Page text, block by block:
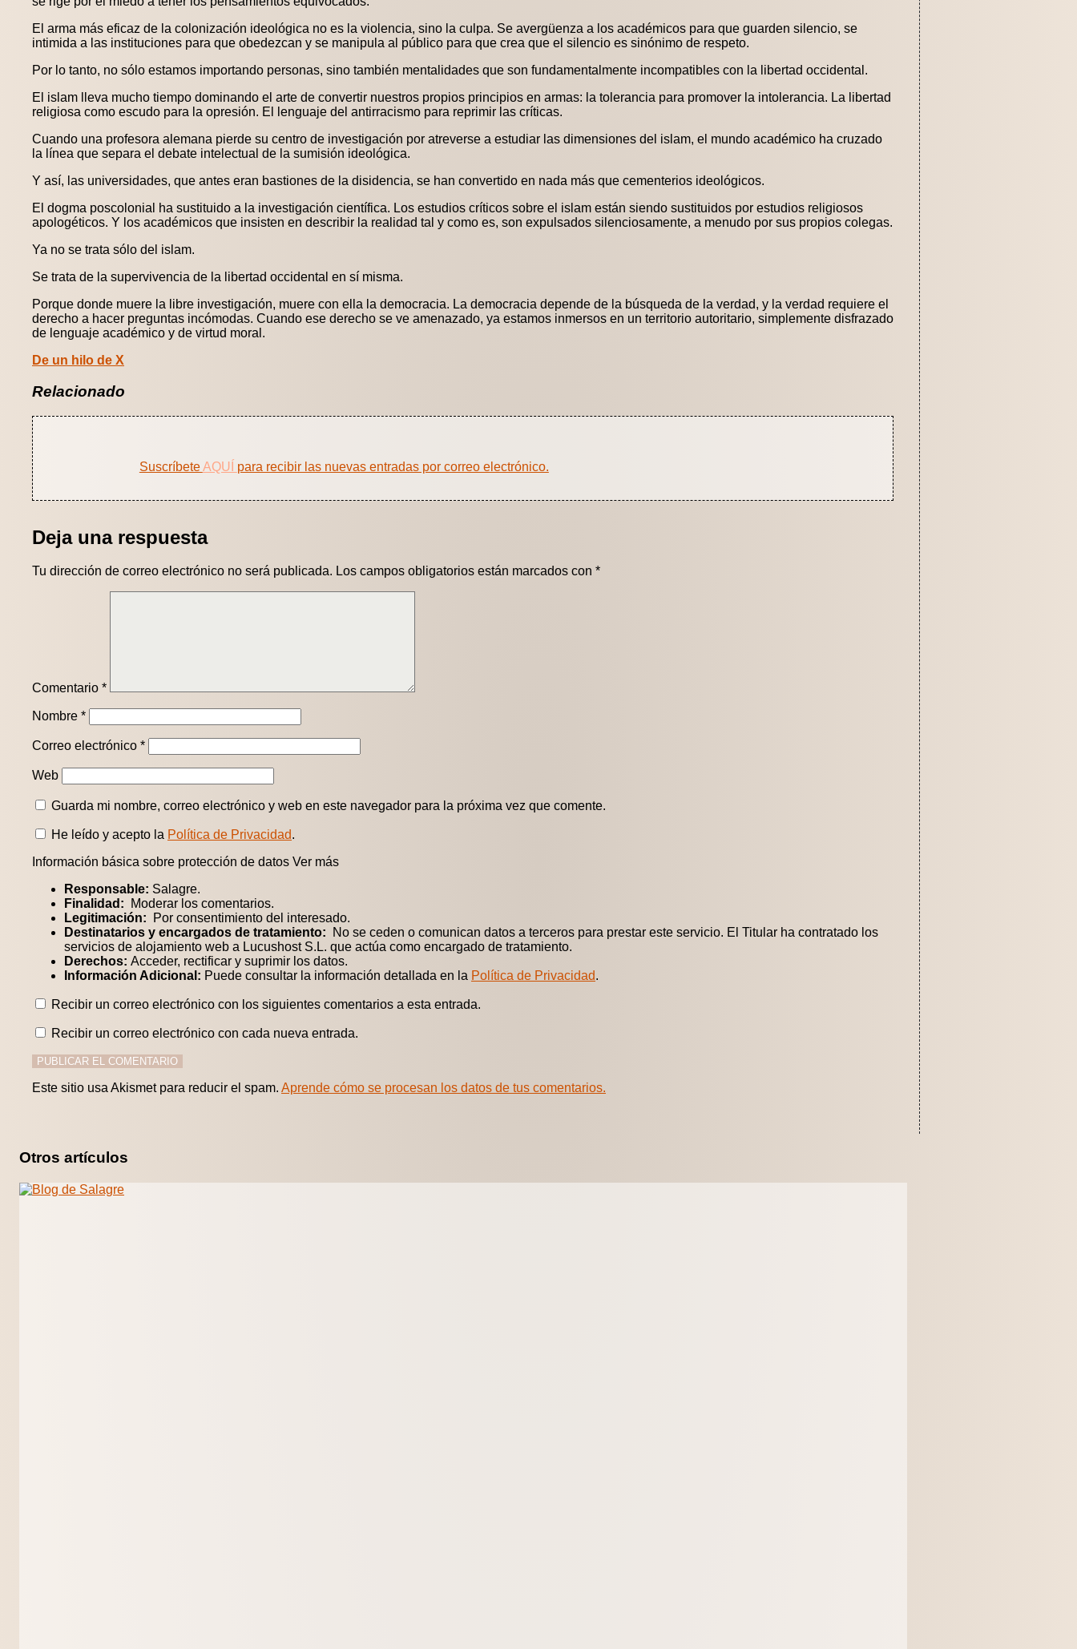
El arma más eficaz de la colonización ideológica no es la violencia, sino la culpa. Se avergüenza a los académicos para que guarden silencio, se
intimida a las instituciones para que obedezcan y se manipula al público para que crea que el silencio es sinónimo de respeto.
Por lo tanto, no sólo estamos importando personas, sino también mentalidades que son fundamentalmente incompatibles con la libertad occidental.
El islam lleva mucho tiempo dominando el arte de convertir nuestros propios principios en armas: la tolerancia para promover la intolerancia. La libertad
religiosa como escudo para la opresión. El lenguaje del antirracismo para reprimir las críticas.
Cuando una profesora alemana pierde su centro de investigación por atreverse a estudiar las dimensiones del islam, el mundo académico ha cruzado
la línea que separa el debate intelectual de la sumisión ideológica.
Y así, las universidades, que antes eran bastiones de la disidencia, se han convertido en nada más que cementerios ideológicos.
El dogma poscolonial ha sustituido a la investigación científica. Los estudios críticos sobre el islam están siendo sustituidos por estudios religiosos
apologéticos. Y los académicos que insisten en describir la realidad tal y como es, son expulsados silenciosamente, a menudo por sus propios colegas.
Ya no se trata sólo del islam.
Se trata de la supervivencia de la libertad occidental en sí misma.
Porque donde muere la libre investigación, muere con ella la democracia. La democracia depende de la búsqueda de la verdad, y la verdad requiere el
derecho a hacer preguntas incómodas. Cuando ese derecho se ve amenazado, ya estamos inmersos en un territorio autoritario, simplemente disfrazado
de lenguaje académico y de virtud moral.
De un hilo de X
Relacionado
SuscríbeteAQUÍ para recibir las nuevas entradas por correo electrónico.
Deja una respuesta
Tu dirección de correo electrónico no será publicada. Los campos obligatorios están marcados con *
Comentario *
Nombre *
Correo electrónico *
Web
Guarda mi nombre, correo electrónico y web en este navegador para la próxima vez que comente.
He leído y acepto la Política de Privacidad.
Información básica sobre protección de datos Ver más
Responsable: Salagre.
Finalidad: Moderar los comentarios.
Legitimación: Por consentimiento del interesado.
Destinatarios y encargados de tratamiento: No se ceden o comunican datos a terceros para prestar este servicio. El Titular ha contratado los
servicios de alojamiento web a Lucushost S.L. que actúa como encargado de tratamiento.
Derechos: Acceder, rectificar y suprimir los datos.
Información Adicional: Puede consultar la información detallada en la Política de Privacidad.
Recibir un correo electrónico con los siguientes comentarios a esta entrada.
Recibir un correo electrónico con cada nueva entrada.
Este sitio usa Akismet para reducir el spam. Aprende cómo se procesan los datos de tus comentarios.
Otros artículos